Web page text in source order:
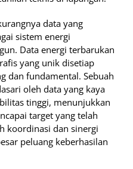
data yang
sistem energi
Data energi terbarukan
yang unik disetiap
dan fundamental. Sebuah
oleh data yang kaya
tinggi, menunjukkan
target yang telah
koordinasi dan sinergi
peluang keberhasilan